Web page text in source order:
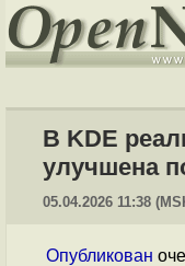
В KDE
улучшена
05.04.2026 11:38
Опубликован